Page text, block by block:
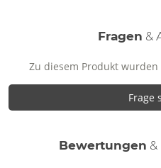
Fragen &
Zu diesem Produkt
Frage
Bewertungen